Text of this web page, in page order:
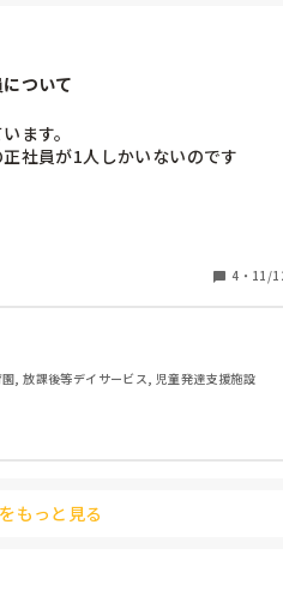
ついて
ます。
社員が1人しかいないのです
報の共有が難しいです。。
のように、情報共有をしているの
4 ・ 11/
, 放課後等デイサービス, 児童発達支援施設
もっと見る